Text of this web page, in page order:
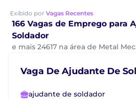
Exibido por Vagas Recentes
166 Vagas de Emprego para
Soldador
e mais 24617 na área de Metal
Vaga De Ajudante De
ajudante de soldador